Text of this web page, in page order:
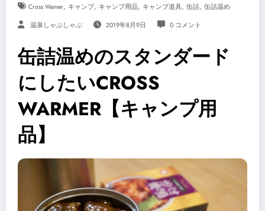
Cross Wamer, キャンプ, キャンプ用品, キャンプ道具, 缶詰, 缶詰温め
温泉しゃぶしゃぶ 2019年8月9日 0 コメント
缶詰温めのスタンダード
にしたいCROSS
WARMER【キャンプ用
品】